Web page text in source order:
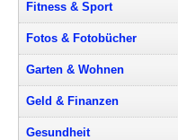
Fitness & Sport
Fotos & Fotobücher
Garten & Wohnen
Geld & Finanzen
Gesundheit